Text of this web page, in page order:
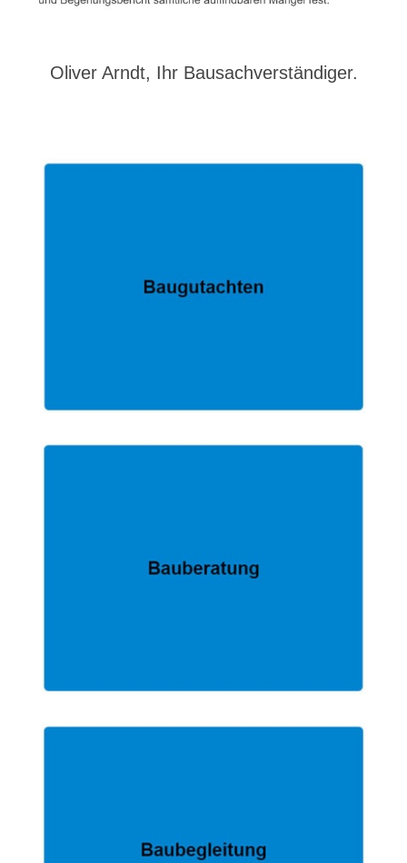
Oliver Arndt, Ihr Bausachverständiger.